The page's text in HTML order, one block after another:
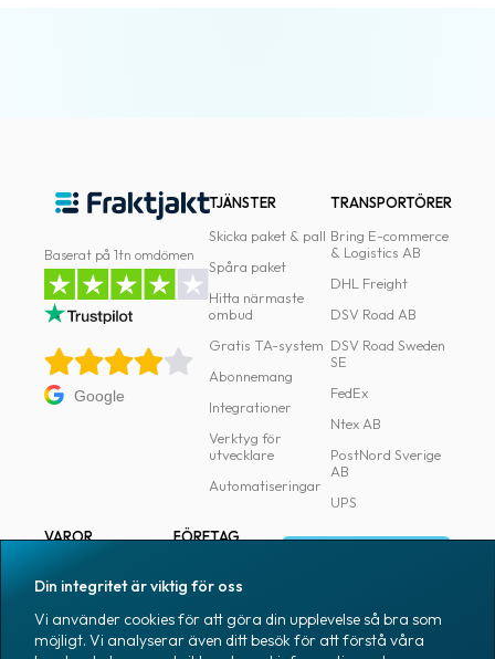
Baserat på 1tn omdömen
Google
TJÄNSTER
Skicka paket & pall
Spåra paket
Hitta närmaste
ombud
Gratis TA-system
Abonnemang
Integrationer
Verktyg för
utvecklare
Automatiseringar
TRANSPORTÖRER
Bring E-commerce
& Logistics AB
DHL Freight
DSV Road AB
DSV Road Sweden
SE
FedEx
Ntex AB
PostNord Sverige
AB
UPS
VAROR
Märkning
Emballage
FÖRETAG
Pressrum
Medarbetare
Skapa konto
Din integritet är viktig för oss
Vi använder cookies för att göra din upplevelse så bra som
möjligt. Vi analyserar även ditt besök för att förstå våra